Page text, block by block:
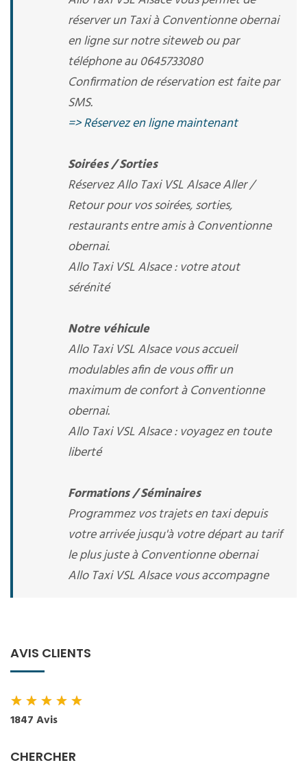
réserver un Taxi à Conventionne obernai
en ligne sur notre siteweb ou par
téléphone au 0645733080
Confirmation de réservation est faite par
SMS.
=> Réservez en ligne maintenant
Soirées / Sorties
Réservez Allo Taxi VSL Alsace Aller /
Retour pour vos soirées, sorties,
restaurants entre amis à Conventionne
obernai.
Allo Taxi VSL Alsace : votre atout
sérénité
Notre véhicule
Allo Taxi VSL Alsace vous accueil
modulables afin de vous offir un
maximum de confort à Conventionne
obernai.
Allo Taxi VSL Alsace : voyagez en toute
liberté
Formations / Séminaires
Programmez vos trajets en taxi depuis
votre arrivée jusqu'à votre départ au tarif
le plus juste à Conventionne obernai
Allo Taxi VSL Alsace vous accompagne
AVIS CLIENTS
★★★★★
1847 Avis
CHERCHER